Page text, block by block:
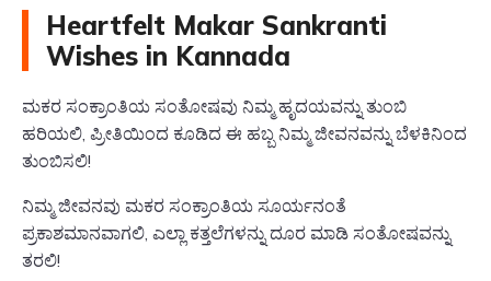
Heartfelt Makar Sankranti
Wishes in Kannada
ಮಕರ ಸಂಕ್ರಾಂತಿಯ ಸಂತೋಷವು ನಿಮ್ಮ ಹೃದಯವನ್ನು ತುಂಬಿ
ಹರಿಯಲಿ, ಪ್ರೀತಿಯಿಂದ ಕೂಡಿದ ಈ ಹಬ್ಬ ನಿಮ್ಮ ಜೀವನವನ್ನು ಬೆಳಕಿನಿಂದ
ತುಂಬಿಸಲಿ!
ನಿಮ್ಮ ಜೀವನವು ಮಕರ ಸಂಕ್ರಾಂತಿಯ ಸೂರ್ಯನಂತೆ
ಪ್ರಕಾಶಮಾನವಾಗಲಿ, ಎಲ್ಲಾ ಕತ್ತಲೆಗಳನ್ನು ದೂರ ಮಾಡಿ ಸಂತೋಷವನ್ನು
ತರಲಿ!